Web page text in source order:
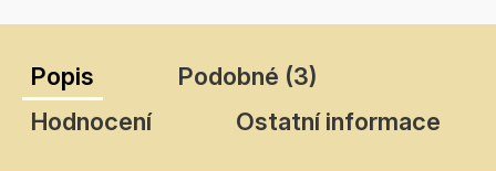
Popis
Podobné (3)
Hodnocení
Ostatní informace